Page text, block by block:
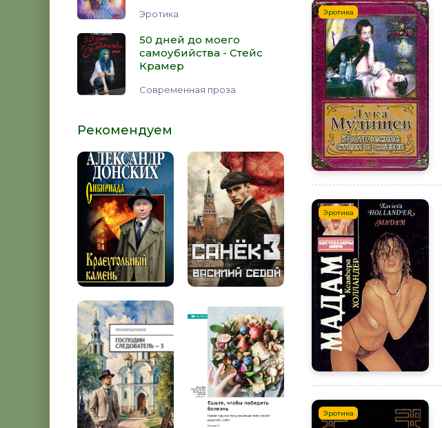
Эротика
50 дней до моего
самоубийства - Стейс
Крамер
Современная проза
Рекомендуем
Эротика
Эротика
Эротика